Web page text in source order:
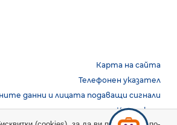
Карта на сайта
Телефонен указател
данни и лицата подаващи сигнали
Контакти